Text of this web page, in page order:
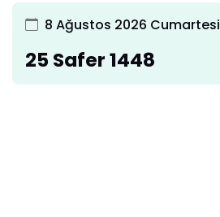
8 Ağustos 2026 Cumartesi
25 Safer 1448